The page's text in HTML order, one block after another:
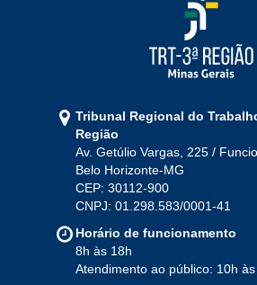
Tribunal Regional do
Região
Av. Getúlio Vargas, 225 /
Belo Horizonte-MG
CEP: 30112-900
CNPJ: 01.298.583/0001-41
Horário de funcionamento
8h às 18h
Atendimento ao público: 10h